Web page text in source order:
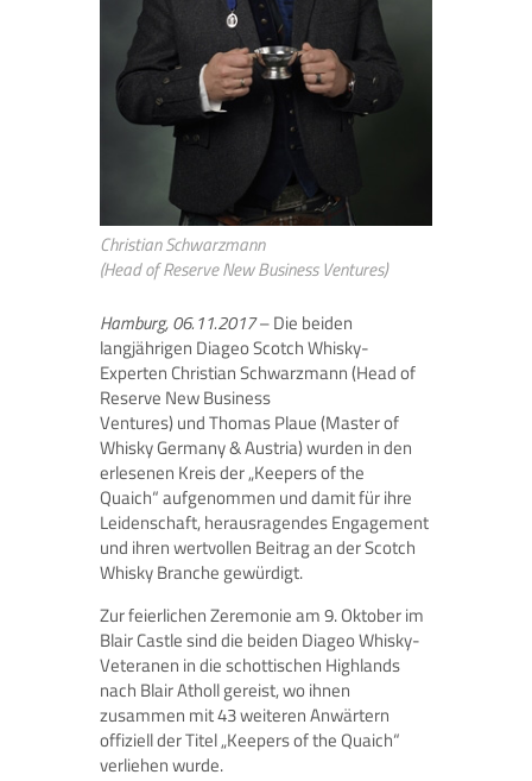
Christian Schwarzmann
(Head of Reserve New Business Ventures)
Hamburg, 06.11.2017– Die beiden
langjährigen Diageo Scotch Whisky-
Experten Christian Schwarzmann (Head of
Reserve New Business
Ventures) und Thomas Plaue (Master of
Whisky Germany & Austria) wurden in den
erlesenen Kreis der „Keepers of the
Quaich“ aufgenommen und damit für ihre
Leidenschaft, herausragendes Engagement
und ihren wertvollen Beitrag an der Scotch
Whisky Branche gewürdigt.
Zur feierlichen Zeremonie am 9. Oktober im
Blair Castle sind die beiden Diageo Whisky-
Veteranen in die schottischen Highlands
nach Blair Atholl gereist, wo ihnen
zusammen mit 43 weiteren Anwärtern
offiziell der Titel „Keepers of the Quaich“
verliehen wurde.